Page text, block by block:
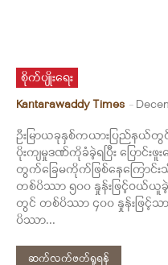
စိုက်ပျိုးရေး
Kantarawaddy Times -
ဦးမြာယခုနှစ်ကယားပြည်နယ်တွ
ပိုးကျမှုဒဏ်ကိုခံခဲ့ရပြီး ပြောင်းဖူ
တွက်ခြေမကိုက်ဖြစ်နေကြောင်း
တစ်ပိဿာ ၅၀၀ နှုန်းဖြင့်ဝယ်ယူခဲ့
တွင် တစ်ပိဿာ ၄၀၀ နှုန်းဖြင့်
ပိဿာ...
ဆက်လက်ဖတ်ရှုရန်